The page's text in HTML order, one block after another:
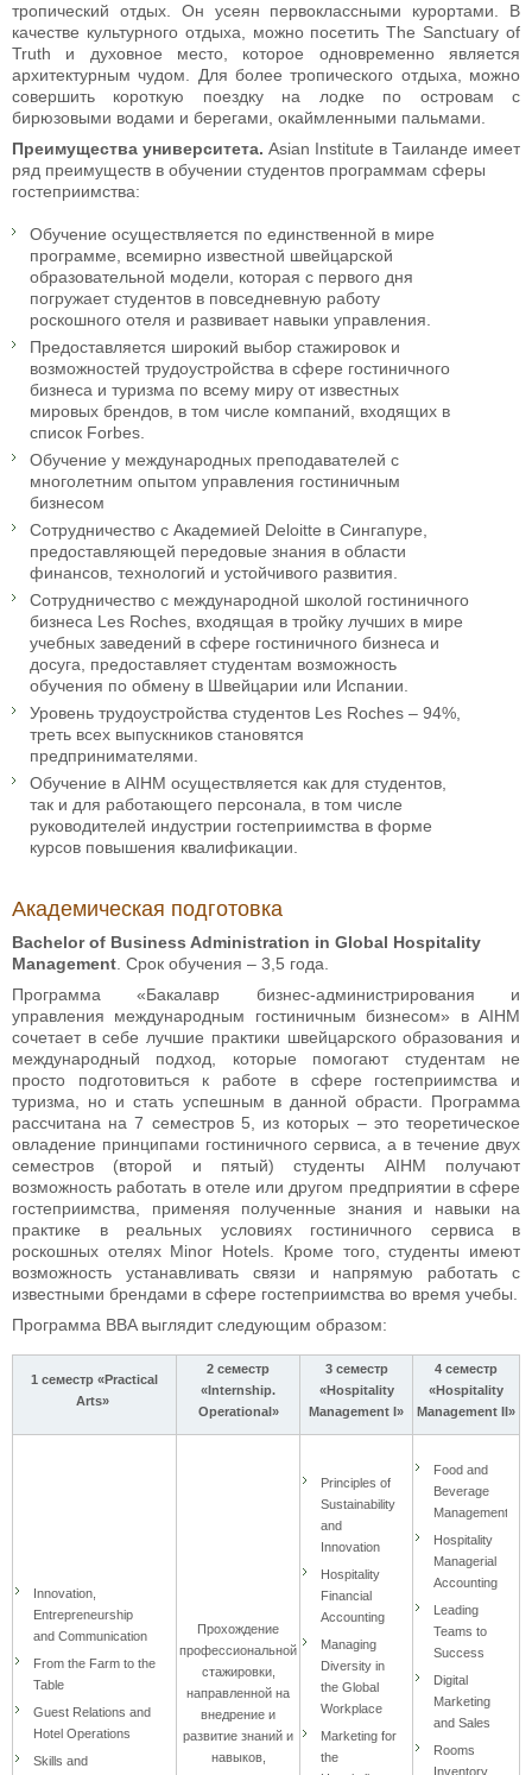
тропический отдых. Он усеян первоклассными курортами. В
качестве культурного отдыха, можно посетить The Sanctuary of
Truth и духовное место, которое одновременно является
архитектурным чудом. Для более тропического отдыха, можно
совершить короткую поездку на лодке по островам с
бирюзовыми водами и берегами, окаймленными пальмами.
Преимущества университета. Asian Institute в Таиланде имеет
ряд преимуществ в обучении студентов программам сферы
гостеприимства:
Обучение осуществляется по единственной в мире
программе, всемирно известной швейцарской
образовательной модели, которая с первого дня
погружает студентов в повседневную работу
роскошного отеля и развивает навыки управления.
Предоставляется широкий выбор стажировок и
возможностей трудоустройства в сфере гостиничного
бизнеса и туризма по всему миру от известных
мировых брендов, в том числе компаний, входящих в
список Forbes.
Обучение у международных преподавателей с
многолетним опытом управления гостиничным
бизнесом
Сотрудничество с Академией Deloitte в Сингапуре,
предоставляющей передовые знания в области
финансов, технологий и устойчивого развития.
Сотрудничество с международной школой гостиничного
бизнеса Les Roches, входящая в тройку лучших в мире
учебных заведений в сфере гостиничного бизнеса и
досуга, предоставляет студентам возможность
обучения по обмену в Швейцарии или Испании.
Уровень трудоустройства студентов Les Roches – 94%,
треть всех выпускников становятся
предпринимателями.
Обучение в AIHM осуществляется как для студентов,
так и для работающего персонала, в том числе
руководителей индустрии гостеприимства в форме
курсов повышения квалификации.
Академическая подготовка
Bachelor of Business Administration in Global Hospitality
Management . Срок обучения – 3,5 года.
Программа «Бакалавр бизнес-администрирования и
управления международным гостиничным бизнесом» в AIHM
сочетает в себе лучшие практики швейцарского образования и
международный подход, которые помогают студентам не
просто подготовиться к работе в сфере гостеприимства и
туризма, но и стать успешным в данной обрасти. Программа
рассчитана на 7 семестров 5, из которых – это теоретическое
овладение принципами гостиничного сервиса, а в течение двух
семестров (второй и пятый) студенты AIHM получают
возможность работать в отеле или другом предприятии в сфере
гостеприимства, применяя полученные знания и навыки на
практике в реальных условиях гостиничного сервиса в
роскошных отелях Minor Hotels. Кроме того, студенты имеют
возможность устанавливать связи и напрямую работать с
известными брендами в сфере гостеприимства во время учебы.
Программа BBA выглядит следующим образом:
1 семестр «Practical
Arts»
2 семестр
«Internship.
Operational»
3 семестр
«Hospitality
Management I»
4 семестр
«Hospitality
Management II»
Innovation,
Entrepreneurship
and Communication
From the Farm to the
Table
Guest Relations and
Hotel Operations
Skills and
Прохождение
профессиональной
стажировки,
направленной на
внедрение и
развитие знаний и
навыков,
Principles of
Sustainability
and
Innovation
Hospitality
Financial
Accounting
Managing
Diversity in
the Global
Workplace
Marketing for
the
Food and
Beverage
Management
Hospitality
Managerial
Accounting
Leading
Teams to
Success
Digital
Marketing
and Sales
Rooms
Inventory